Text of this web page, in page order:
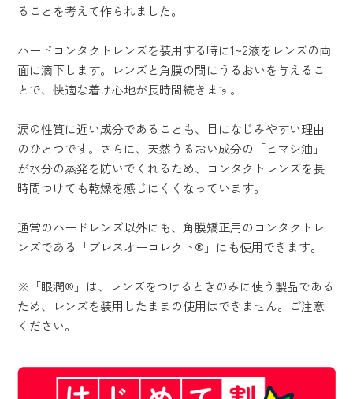
ることを考えて作られました。
ハードコンタクトレンズを装用する時に1~2液をレンズの両
面に滴下します。レンズと角膜の間にうるおいを与えるこ
とで、快適な着け心地が長時間続きます。
涙の性質に近い成分であることも、目になじみやすい理由
のひとつです。さらに、天然うるおい成分の「ヒマシ油」
が水分の蒸発を防いでくれるため、コンタクトレンズを長
時間つけても乾燥を感じにくくなっています。
通常のハードレンズ以外にも、角膜矯正用のコンタクトレ
ンズである「ブレスオーコレクト®」にも使用できます。
※「眼潤®」は、レンズをつけるときのみに使う製品である
ため、レンズを装用したままの使用はできません。ご注意
ください。